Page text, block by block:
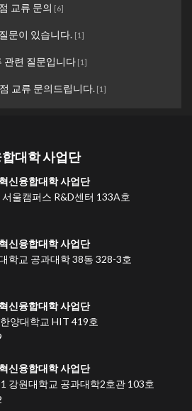
교류 문의 [6]
문이 있습니다. [1]
관련 질문입니다 [1]
교류 문의드립니다. [1]
대학 사업단
신융합대학 사업단
울캠퍼스 R&D센터 133A호
신융합대학 사업단
학교 공과대학 38동 328-3호
신융합대학 사업단
양대학교 HIT 419호
신융합대학 사업단
강원대학교 공과대학2호관 103호